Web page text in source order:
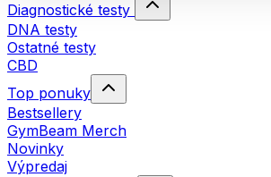
Diagnostické testy
DNA testy
Ostatné testy
CBD
Top ponuky
Bestsellery
GymBeam Merch
Novinky
Výpredaj